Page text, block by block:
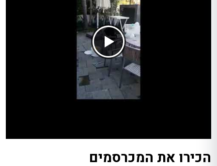
הכירו את המכרסמים